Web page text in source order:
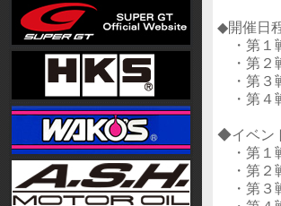
◆開催日
・第１
・第２
・第３
・第４
◆イベン
・第１
・第２
・第３